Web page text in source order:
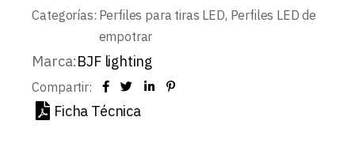
Categorías: Perfiles para tiras LED, Perfiles LED de
empotrar
Marca:BJF lighting
Compartir:
Ficha Técnica